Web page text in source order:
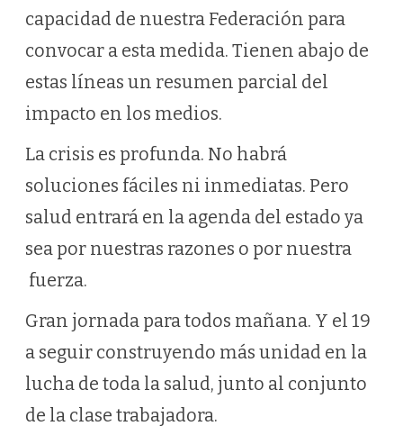
capacidad de nuestra Federación para
convocar a esta medida. Tienen abajo de
estas líneas un resumen parcial del
impacto en los medios.
La crisis es profunda. No habrá
soluciones fáciles ni inmediatas. Pero
salud entrará en la agenda del estado ya
sea por nuestras razones o por nuestra
fuerza.
Gran jornada para todos mañana. Y el 19
a seguir construyendo más unidad en la
lucha de toda la salud, junto al conjunto
de la clase trabajadora.